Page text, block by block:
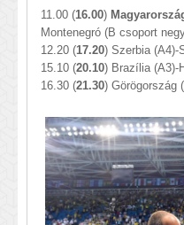
11.00 (16.00)
Montenegró (B csoport
12.20 (17.20) Szerbia (A4)-
15.10 (20.10) Brazília (A3)-
16.30 (21.30) Görögország